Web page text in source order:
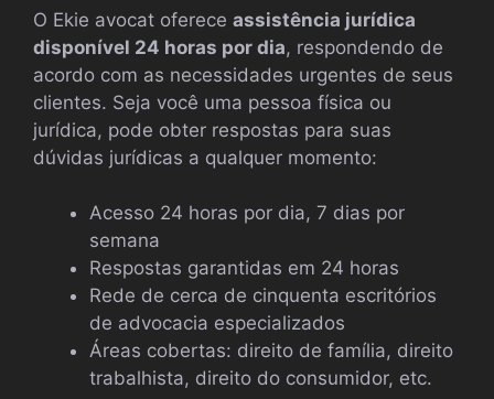
O Ekie avocat oferece assistência jurídica
disponível 24 horas por dia, respondendo de
acordo com as necessidades urgentes de seus
clientes. Seja você uma pessoa física ou
jurídica, pode obter respostas para suas
dúvidas jurídicas a qualquer momento:
Acesso 24 horas por dia, 7 dias por
semana
Respostas garantidas em 24 horas
Rede de cerca de cinquenta escritórios
de advocacia especializados
Áreas cobertas: direito de família, direito
trabalhista, direito do consumidor, etc.